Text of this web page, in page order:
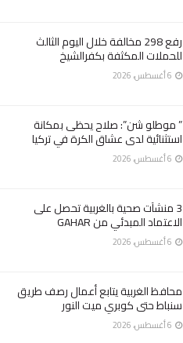
رفع 298 مخالفة خلال اليوم الثالث
للحملات المكثفة بكفرالشيخ
” موطلو شن”: صلاح يحظى بمكانة
استثنائية لدى عشاق الكرة في تركيا
3 منشآت صحية بالغربية تحصل على
الاعتماد المبدئي من GAHAR
محافظ الغربية يتابع أعمال رصف طريق
سنباط حتى كوبري ميت النور